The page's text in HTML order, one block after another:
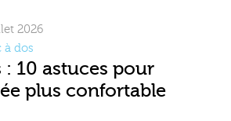
2026
à dos
: 10 astuces pour
plus confortable